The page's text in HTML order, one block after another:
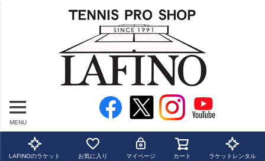
MENU
LAFINOのラケット お気に入り マイページ カート ラケットレンタル